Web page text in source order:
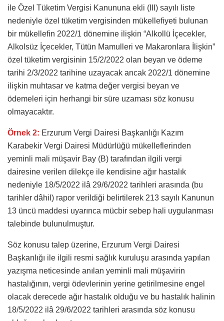
ile Özel Tüketim Vergisi Kanununa ekli (III) sayılı liste
nedeniyle özel tüketim vergisinden mükellefiyeti bulunan
bir mükellefin 2022/1 dönemine ilişkin “Alkollü İçecekler,
Alkolsüz İçecekler, Tütün Mamulleri ve Makaronlara İlişkin”
özel tüketim vergisinin 15/2/2022 olan beyan ve ödeme
tarihi 2/3/2022 tarihine uzayacak ancak 2022/1 dönemine
ilişkin muhtasar ve katma değer vergisi beyan ve
ödemeleri için herhangi bir süre uzaması söz konusu
olmayacaktır.
Örnek 2: Erzurum Vergi Dairesi Başkanlığı Kazım
Karabekir Vergi Dairesi Müdürlüğü mükelleflerinden
yeminli mali müşavir Bay (B) tarafından ilgili vergi
dairesine verilen dilekçe ile kendisine ağır hastalık
nedeniyle 18/5/2022 ilâ 29/6/2022 tarihleri arasında (bu
tarihler dâhil) rapor verildiği belirtilerek 213 sayılı Kanunun
13 üncü maddesi uyarınca mücbir sebep hali uygulanması
talebinde bulunulmuştur.
Söz konusu talep üzerine, Erzurum Vergi Dairesi
Başkanlığı ile ilgili resmi sağlık kuruluşu arasında yapılan
yazışma neticesinde anılan yeminli mali müşavirin
hastalığının, vergi ödevlerinin yerine getirilmesine engel
olacak derecede ağır hastalık olduğu ve bu hastalık halinin
18/5/2022 ilâ 29/6/2022 tarihleri arasında söz konusu